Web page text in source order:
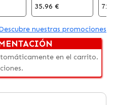
35.96 €
nuestras promociones
en el carrito.